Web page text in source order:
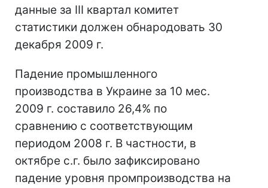
данные за III квартал комитет
статистики должен обнародовать 30
декабря 2009 г.
Падение промышленного
производства в Украине за 10 мес.
2009 г. составило 26,4% по
сравнению с соответствующим
периодом 2008 г. В частности, в
октябре с.г. было зафиксировано
падение уровня промпроизводства на